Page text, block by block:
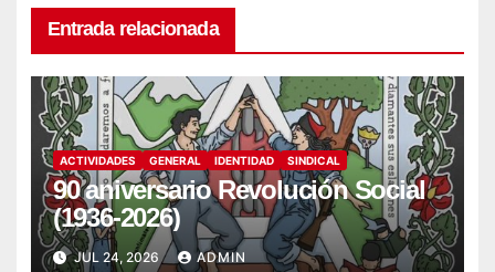
Entrada relacionada
ACTIVIDADES GENERAL IDENTIDAD SINDICAL
90 aniversario Revolución Social
(1936-2026)
JUL 24, 2026 ADMIN